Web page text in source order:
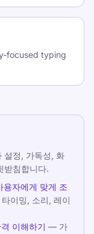
focused typing
설정, 가독성, 화
받침합니다.
자에게 맞게 조
이밍, 소리, 레이
이해하기 — 가